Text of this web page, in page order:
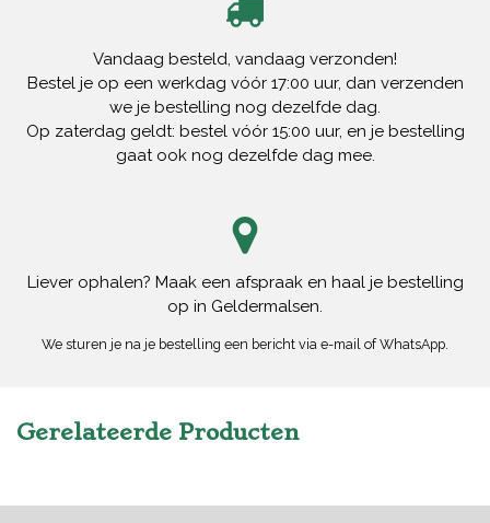
Vandaag besteld, vandaag verzonden!
Bestel je op een werkdag vóór 17:00 uur, dan verzenden
we je bestelling nog dezelfde dag.
Op zaterdag geldt: bestel vóór 15:00 uur, en je bestelling
gaat ook nog dezelfde dag mee.
Liever ophalen? Maak een afspraak en haal je bestelling
op in Geldermalsen.
We sturen je na je bestelling een bericht via e-mail of WhatsApp.
Gerelateerde Producten